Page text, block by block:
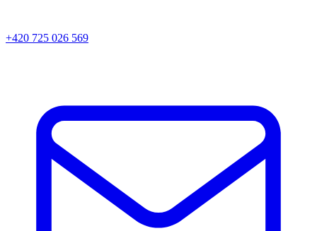
+420 725 026 569